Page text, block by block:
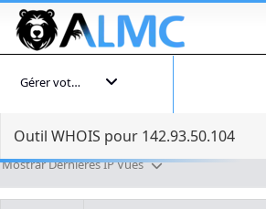
Gérer votre compte
Outil WHOIS pour 142.93.50.104
Mostrar Dernières IP Vues